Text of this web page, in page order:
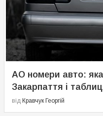
АО номери авто: яка
Закарпаття і
від Кравчук Георгій